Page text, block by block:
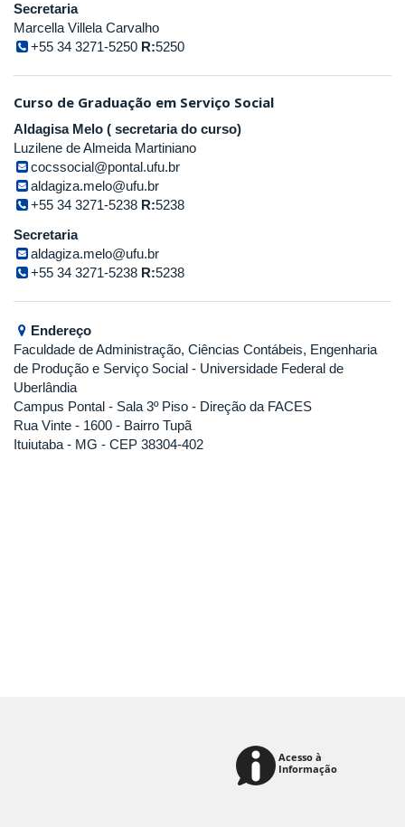
Secretaria
Marcella Villela Carvalho
+55 34 3271-5250 R:5250
Curso de Graduação em Serviço Social
Aldagisa Melo ( secretaria do curso)
Luzilene de Almeida Martiniano
cocssocial@pontal.ufu.br
aldagiza.melo@ufu.br
+55 34 3271-5238 R:5238
Secretaria
aldagiza.melo@ufu.br
+55 34 3271-5238 R:5238
Endereço
Faculdade de Administração, Ciências Contábeis, Engenharia
de Produção e Serviço Social - Universidade Federal de
Uberlândia
Campus Pontal - Sala 3º Piso - Direção da FACES
Rua Vinte - 1600 - Bairro Tupã
Ituiutaba - MG - CEP 38304-402